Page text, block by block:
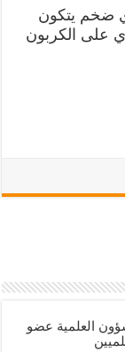
ضخم يتكون
على الكربون
العلمية عضو